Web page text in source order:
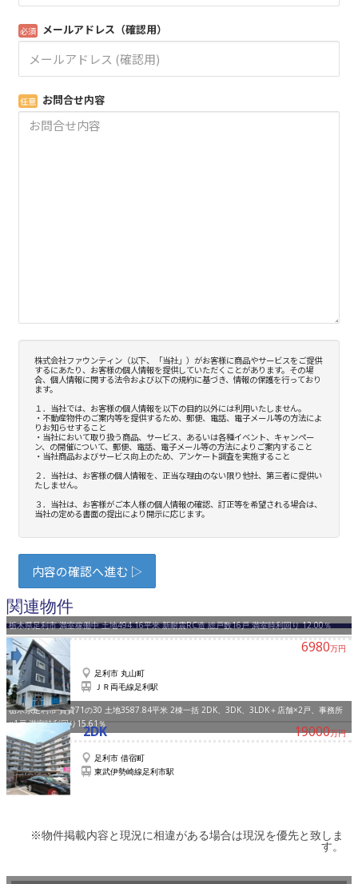
関連物件
栃木県足利市 満室稼働中 土地494.16平米 新耐震RC造 総戸数16戸 満室時利回り 12.00％
6980万円
足利市 丸山町
ＪＲ両毛線足利駅
栃木県足利市 賃貸71の30 土地3587.84平米 2棟一括 2DK、3DK、3LDK＋店舗×2戸、事務所
×1戸 満室時利回り15.61％
19000万円
2DK
足利市 借宿町
東武伊勢崎線足利市駅
※物件掲載内容と現況に相違がある場合は現況を優先と致しま
す。